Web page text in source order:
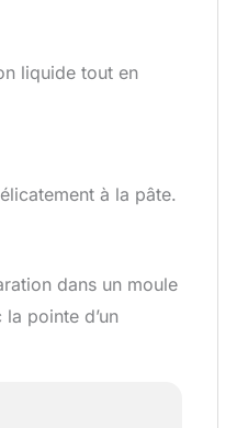
liquide tout en
à la pâte.
dans un moule
pointe d’un